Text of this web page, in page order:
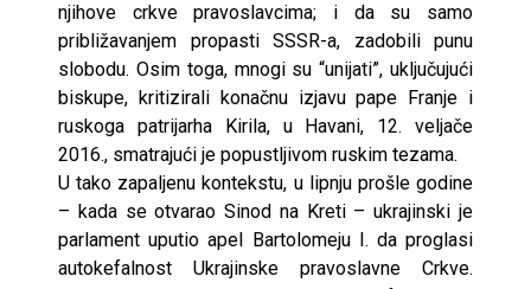
njihove crkve pravoslavcima; i da su samo
približavanjem propasti SSSR-a, zadobili punu
slobodu. Osim toga, mnogi su “unijati”, uključujući
biskupe, kritizirali konačnu izjavu pape Franje i
ruskoga patrijarha Kirila, u Havani, 12. veljače
2016., smatrajući je popustljivom ruskim tezama.
U tako zapaljenu kontekstu, u lipnju prošle godine
– kada se otvarao Sinod na Kreti – ukrajinski je
parlament uputio apel Bartolomeju I. da proglasi
autokefalnost Ukrajinske pravoslavne Crkve.